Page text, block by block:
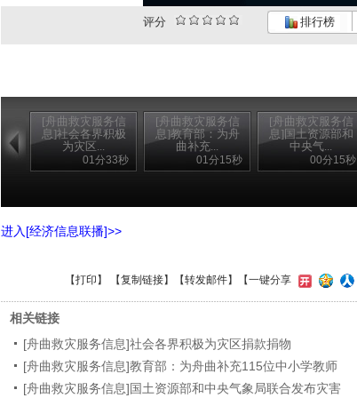
评分 排行榜
[舟曲救灾服务信
息]社会各界积极
为灾区...
01分33秒
[舟曲救灾服务信
息]教育部：为舟
曲补充...
01分15秒
[舟曲救灾服务信
息]国土资源部和
中央气...
00分15秒
进入[经济信息联播]>>
【打印 】 【复制链接】【转发邮件】 【一键分享
相关链接
[舟曲救灾服务信息]社会各界积极为灾区捐款捐物
[舟曲救灾服务信息]教育部：为舟曲补充115位中小学教师
[舟曲救灾服务信息]国土资源部和中央气象局联合发布灾害